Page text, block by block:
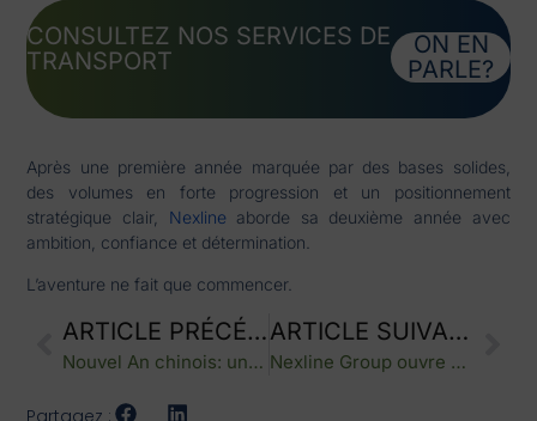
CONSULTEZ NOS SERVICES DE
TRANSPORT
ON EN
PARLE?
Après une première année marquée par des bases solides,
des volumes en forte progression et un positionnement
stratégique clair, Nexlineaborde sa deuxième année avec
ambition, confiance et détermination.
L’aventure ne fait que commencer.
ARTICLE PRÉCÉDENT
Nouvel An chinois: une période clé pour la logistique internationale
ARTICLE SUIVANT
Nexline Group ouvre ses bureaux Grand Ouest au Havre
Partagez :